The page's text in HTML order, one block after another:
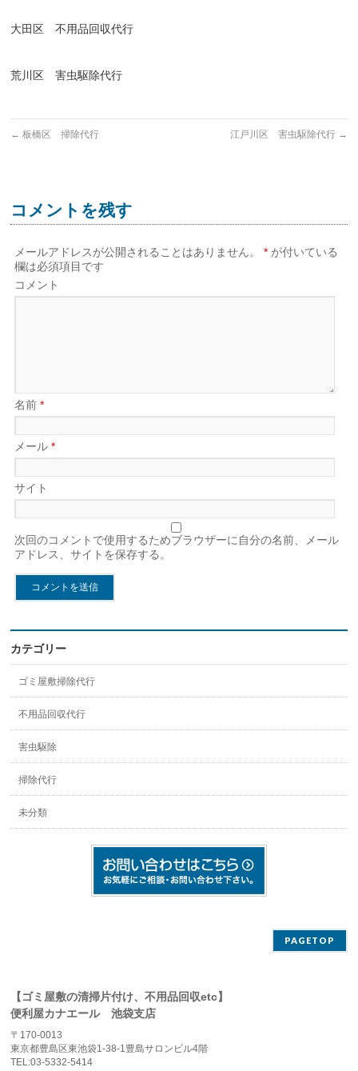
大田区 不用品回収代行
荒川区 害虫駆除代行
← 板橋区 掃除代行 江戸川区 害虫駆除代行 →
コメントを残す
メールアドレスが公開されることはありません。 * が付いている
欄は必須項目です
コメント
名前*
メール*
サイト
次回のコメントで使用するためブラウザーに自分の名前、メール
アドレス、サイトを保存する。
カテゴリー
ゴミ屋敷掃除代行
不用品回収代行
害虫駆除
掃除代行
未分類
PAGETOP
【ゴミ屋敷の清掃片付け、不用品回収etc】
便利屋カナエール 池袋支店
〒170-0013
東京都豊島区東池袋1-38-1豊島サロンビル4階
TEL:03-5332-5414